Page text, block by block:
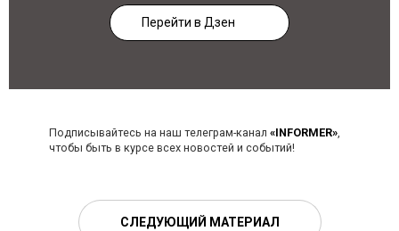
Перейти в Дзен
Подписывайтесь на наш телеграм-канал «INFORMER»,
чтобы быть в курсе всех новостей и событий!
СЛЕДУЮЩИЙ МАТЕРИАЛ